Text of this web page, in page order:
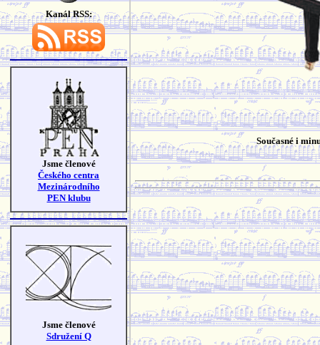
Kanál RSS:
Jsme členové
Českého centra
Mezinárodního
PEN klubu
Jsme členové
Sdružení Q
Současné i